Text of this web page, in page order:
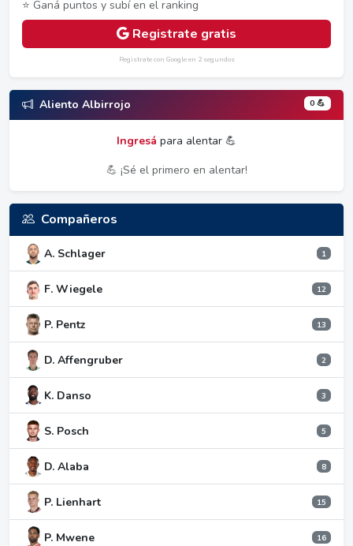
⭐ Ganá puntos y subí en el ranking
Registrate gratis
Registrate con Google en 2 segundos
Aliento Albirrojo 0 💪
Ingresá para alentar 💪
💪 ¡Sé el primero en alentar!
Compañeros
A. Schlager 1
F. Wiegele 12
P. Pentz 13
D. Affengruber 2
K. Danso 3
S. Posch 5
D. Alaba 8
P. Lienhart 15
P. Mwene 16